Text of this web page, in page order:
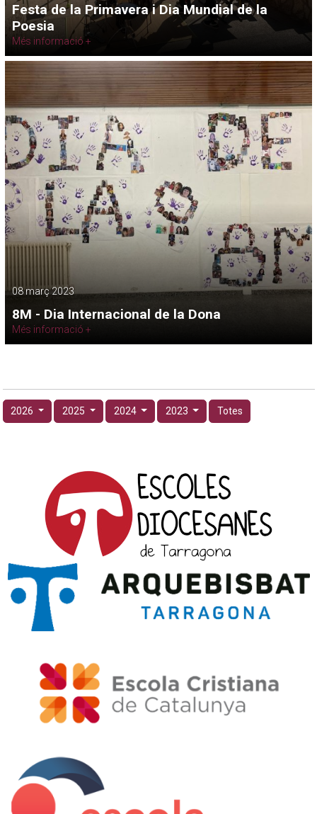
Festa de la Primavera i Dia Mundial de la
Poesia
Més informació +
08 març 2023
8M - Dia Internacional de la Dona
Més informació +
2026 2025 2024 2023 Totes